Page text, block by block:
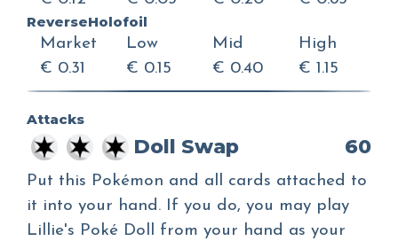
ReverseHolofoil
Market
€ 0.31
Low
€ 0.15
Mid
€ 0.40
High
€ 1.15
Attacks
Doll Swap 60
Put this Pokémon and all cards attached to
it into your hand. If you do, you may play
Lillie's Poké Doll from your hand as your